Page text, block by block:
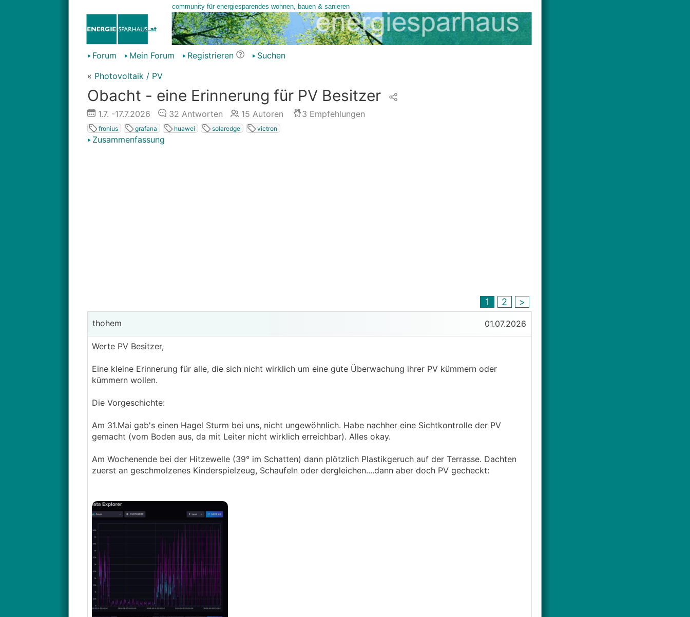
Forum Mein Forum Registrieren
Suchen
« Photovoltaik / PV
Obacht - eine Erinnerung für PV Besitzer
1.7. -17.7.2026 32 Antworten 15 Autoren 3 Empfehlungen
fronius grafana huawei solaredge victron
Zusammenfassung
1 2 >
thohem 01.07.2026
Werte PV Besitzer,
Eine kleine Erinnerung für alle, die sich nicht wirklich um eine gute Überwachung ihrer PV kümmern oder
kümmern wollen.
Die Vorgeschichte:
Am 31.Mai gab's einen Hagel Sturm bei uns, nicht ungewöhnlich. Habe nachher eine Sichtkontrolle der PV
gemacht (vom Boden aus, da mit Leiter nicht wirklich erreichbar). Alles okay.
Am Wochenende bei der Hitzewelle (39° im Schatten) dann plötzlich Plastikgeruch auf der Terrasse. Dachten
zuerst an geschmolzenes Kinderspielzeug, Schaufeln oder dergleichen....dann aber doch PV gecheckt: